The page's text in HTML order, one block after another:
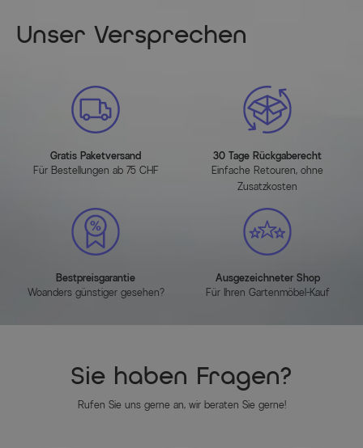
MEHR INFOS HIER
Unser Versprechen
Gratis Paketversand
Für Bestellungen ab 75 CHF
30 Tage Rückgaberecht
Einfache Retouren, ohne
Zusatzkosten
Bestpreisgarantie
Woanders günstiger gesehen?
Ausgezeichneter Shop
Für Ihren Gartenmöbel-Kauf
Sie haben Fragen?
Rufen Sie uns gerne an, wir beraten Sie gerne!